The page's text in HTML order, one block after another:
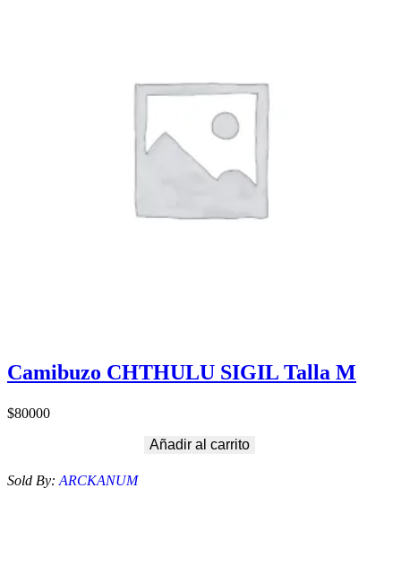
Camibuzo CHTHULU SIGIL Talla M
$80000
Añadir al carrito
Sold By: ARCKANUM